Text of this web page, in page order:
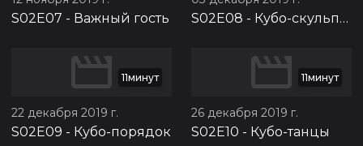
S02E07 - Важный гость S02E08 - Кубо-скульптура
11минут
22 декабря 2019 г.
S02E09 - Кубо-порядок
11минут
26 декабря 2019 г.
S02E10 - Кубо-танцы